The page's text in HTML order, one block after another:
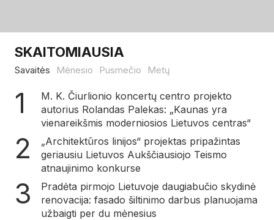
SKAITOMIAUSIA
Savaitės Mėnesio Pusmečio Metų
M. K. Čiurlionio koncertų centro projekto
autorius Rolandas Palekas: „Kaunas yra
vienareikšmis moderniosios Lietuvos centras“
„Architektūros linijos“ projektas pripažintas
geriausiu Lietuvos Aukščiausiojo Teismo
atnaujinimo konkurse
Pradėta pirmojo Lietuvoje daugiabučio skydinė
renovacija: fasado šiltinimo darbus planuojama
užbaigti per du mėnesius